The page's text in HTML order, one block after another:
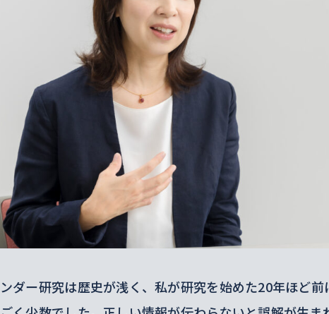
ダー研究は歴史が浅く、私が研究を始めた20年ほど前